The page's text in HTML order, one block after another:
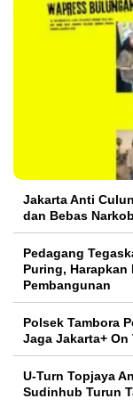
Jakarta Anti
dan Bebas
Pedagang
Puring, Harapkan
Pembangunan
Polsek Tambora
Jaga Jakarta+ On
U-Turn Topjaya
Sudinhub Turun